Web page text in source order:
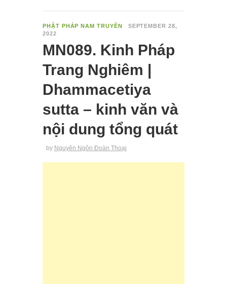
PHẬT PHÁP NAM TRUYỀN
SEPTEMBER 28,
2022
MN089. Kinh Pháp
Trang Nghiêm |
Dhammacetiya
sutta – kinh văn và
nội dung tổng quát
by Nguyên Ngôn Đoàn Thoại